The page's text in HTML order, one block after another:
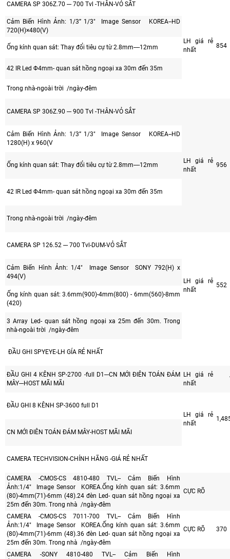
CAMERA SP 306Z.70 --- 700 Tvl -THÂN-VỎ SẮT
LH giá rẻ
nhất
854
Cảm Biến Hình Ảnh: 1/3” 1/3" Image Sensor KOREA--HD
720(H)×480(V)
Ống kính quan sát: Thay đổi tiêu cự từ 2.8mm----12mm
42 IR Led Φ4mm- quan sát hồng ngoại xa 30m đến 35m
Trong nhà-ngoài trời /ngày-đêm
CAMERA SP 306Z.90 --- 900 Tvl -THÂN-VỎ SẮT
LH giá rẻ
nhất
956
Cảm Biến Hình Ảnh: 1/3” 1/3" Image Sensor KOREA--HD
1280(H) x 960(V
Ống kính quan sát: Thay đổi tiêu cự từ 2.8mm----12mm
42 IR Led Φ4mm- quan sát hồng ngoại xa 30m đến 35m
Trong nhà-ngoài trời /ngày-đêm
CAMERA SP 126.52 --- 700 Tvl-DUM-VỎ SẮT
LH giá rẻ
nhất
552
Cảm Biến Hình Ảnh: 1/4" Image Sensor SONY 792(H) x
494(V)
Ống kính quan sát: 3.6mm(900)-4mm(800) - 6mm(560)-8mm
(420)
3 Array Led- quan sát hồng ngoại xa 25m đến 30m. Trong
nhà-ngoài trời /ngày-đêm
ĐẦU GHI SPYEYE-LH GÍA RẺ NHẤT
ĐẦU GHI 4 KÊNH SP-2700 -full D1---CN MỚI ĐIÊN TOÁN ĐÁM
MÂY---HOST MÃI MÃI
LH giá rẻ
nhất
ĐẦU GHI 8 KÊNH SP-3600 full D1
LH giá rẻ
nhất
CN MỚI ĐIÊN TOÁN ĐÁM MÂY-HOST MÃI MÃI
CAMERA TECHVISION-CHÍNH HÃNG -GIÁ RẺ NHẤT
CAMERA -CMOS-CS 4810-480 TVL-- Cảm Biến Hình
Ảnh:1/4" Image Sensor KOREA.Ống kính quan sát: 3.6mm
(80)-4mm(71)-6mm (48).24 đèn Led- quan sát hồng ngoại xa
25m đến 30m. Trong nhà /ngày-đêm
CỰC RÕ
CAMERA -CMOS-CS 7011-700 TVL-- Cảm Biến Hình
Ảnh:1/4" Image Sensor KOREA.Ống kính quan sát: 3.6mm
(80)-4mm(71)-6mm (48).36 đèn Led- quan sát hồng ngoại xa
25m đến 30m. Trong nhà /ngày-đêm
CỰC RÕ 370
CAMERA -SONY 4810-480 TVL-- Cảm Biến Hình